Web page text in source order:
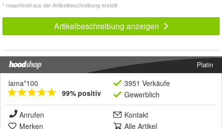
* maschinell aus der Artikelbeschreibung erstellt
Artikelbeschreibung anzeigen
Platin
lama*100
99% positiv
3951 Verkäufe
Gewerblich
Anrufen
Kontakt
Merken
Alle Artikel